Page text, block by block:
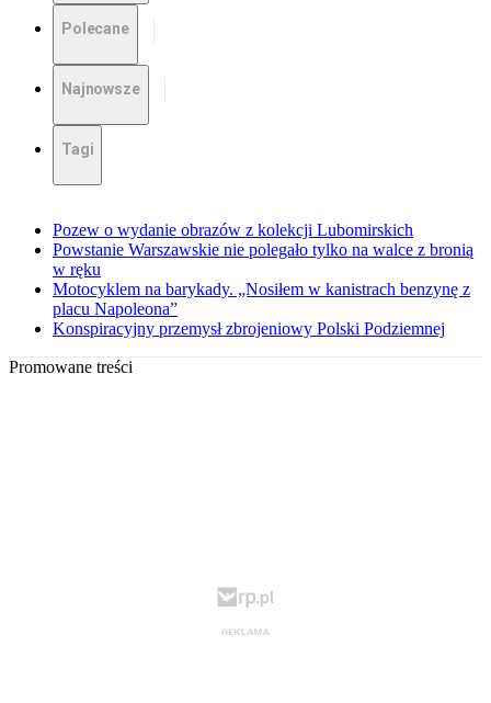
Polecane
Najnowsze
Tagi
Pozew o wydanie obrazów z kolekcji Lubomirskich
Powstanie Warszawskie nie polegało tylko na walce z bronią
w ręku
Motocyklem na barykady. „Nosiłem w kanistrach benzynę z
placu Napoleona”
Konspiracyjny przemysł zbrojeniowy Polski Podziemnej
Promowane treści